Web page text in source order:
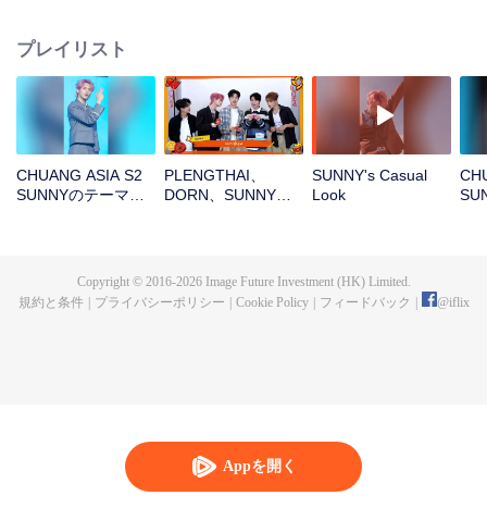
Appを開く
プレイリスト
CHUANG ASIA S2
SUNNYのテーマソ
PLENGTHAI、
DORN、SUNNY、
the New Year! Let's
witness the luck
together!
SUNNY's Casual
Look
Copyright © 2016-2026Image Future Investment (HK) Limited.
規約と条件
プライバシーポリシー Cookie Policy フィードバック @iflix